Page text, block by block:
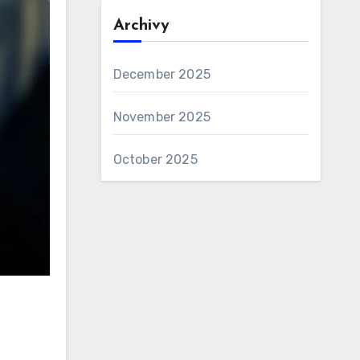
Archivy
December 2025
November 2025
October 2025